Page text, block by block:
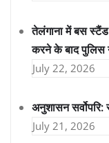
तेलंगाना में बस स्टैंड
करने के बाद पुलिस
July 22, 2026
अनुशासन
July 21, 2026